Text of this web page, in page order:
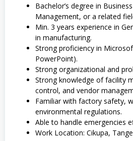
Bachelor’s degree in
Management, or a related
Min. 3 years experience in
in manufacturing.
Strong proficiency in
PowerPoint).
Strong organizational and
Strong knowledge of facility
control, and vendor
Familiar with factory safety,
environmental regulations.
Able to handle emergencies
Work Location: Cikupa,